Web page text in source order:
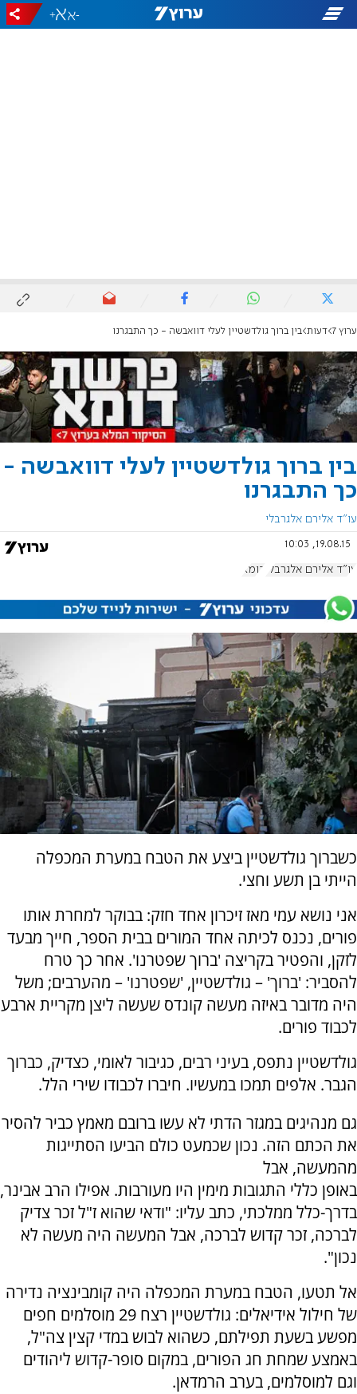
-
+
ערוץ 7 דעות בין ברוך גולדשטיין לעלי דוואבשה - כך התבגרנו
בין ברוך גולדשטיין לעלי דוואבשה -
כך התבגרנו
עו"ד אלירם אלגרבלי
19.08.15, 10:03
עו"ד אלירם אלגרבלי דומא
כשברוך גולדשטיין ביצע את הטבח במערת המכפלה
הייתי בן תשע וחצי.
אני נושא עמי מאז זיכרון אחד חזק: בבוקר למחרת אותו
פורים, נכנס לכיתה אחד המורים בבית הספר, חייך מבעד
לזקן, והפטיר בקריצה 'ברוך שפטרנו'. אחר כך טרח
להסביר: 'ברוך' – גולדשטיין, 'שפטרנו' – מהערבים; משל
היה מדובר באיזה מעשה קונדס שעשה ליצן מקריית ארבע
לכבוד פורים.
גולדשטיין נתפס, בעיני רבים, כגיבור לאומי, כצדיק, כברוך
הגבר. אלפים תמכו במעשיו. חיברו לכבודו שירי הלל.
​גם ​מנהיגים במגזר הדתי לא עשו ברובם מאמץ כביר להסיר
את הכתם הזה. נכון שכמעט כולם הביעו הסתייגות
מהמעשה, אבל
​באופן כללי התגובות מימין היו מעורבות. אפילו הרב אבינר,
בדרך-כלל ממלכתי, ​​כתב עליו: "ודאי שהוא ז"ל זכר צדיק
לברכה, זכר קדוש לברכה, אבל המעשה היה מעשה לא
נכון".
אל תטעו, הטבח במערת המכפלה היה קומבינציה נדירה
של חילול אידיאלים: גולדשטיין רצח 29 מוסלמים חפים
מפשע בשעת תפילתם, כשהוא לבוש במדי קצין צה"ל,
באמצע שמחת חג הפורים, במקום סופר-קדוש ליהודים
וגם למוסלמים, בערב הרמדאן.